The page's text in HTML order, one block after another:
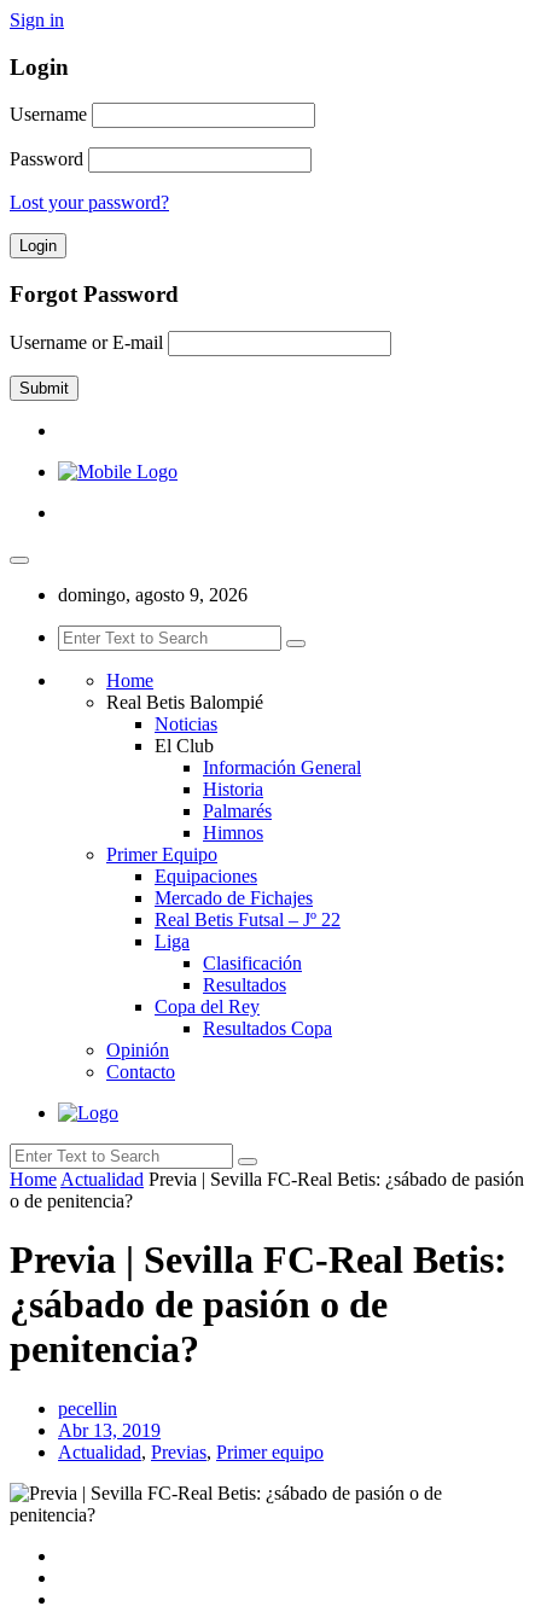
Sign in
Login
Username
Password
Lost your password?
Forgot Password
Username or E-mail
domingo, agosto 9, 2026
Home
Real Betis Balompié
Noticias
El Club
Información General
Historia
Palmarés
Himnos
Primer Equipo
Equipaciones
Mercado de Fichajes
Real Betis Futsal – Jº 22
Liga
Clasificación
Resultados
Copa del Rey
Resultados Copa
Opinión
Contacto
Home Actualidad Previa | Sevilla FC-Real Betis: ¿sábado de pasión
o de penitencia?
Previa | Sevilla FC-Real Betis:
¿sábado de pasión o de
penitencia?
pecellin
Abr 13, 2019
Actualidad, Previas, Primer equipo